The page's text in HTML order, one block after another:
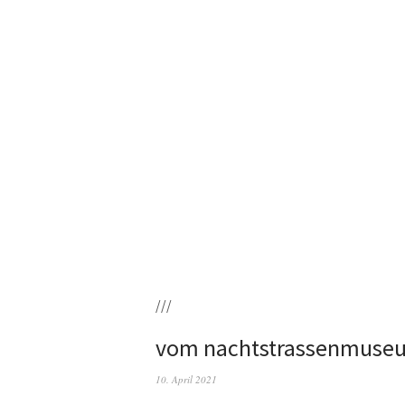
///
vom
10. April 2021